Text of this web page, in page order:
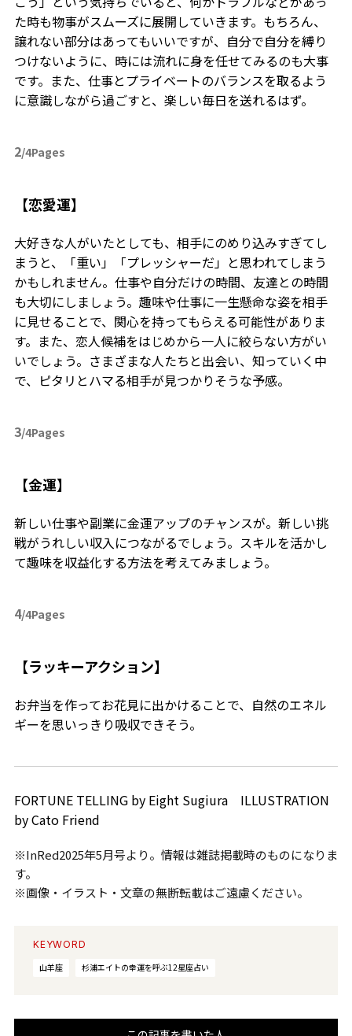
た時も物事がスムーズに展開していきます。もちろん、
譲れない部分はあってもいいですが、自分で自分を縛り
つけないように、時には流れに身を任せてみるのも大事
です。また、仕事とプライベートのバランスを取るよう
に意識しながら過ごすと、楽しい毎日を送れるはず。
2/4Pages
【恋愛運】
大好きな人がいたとしても、相手にのめり込みすぎてし
まうと、「重い」「プレッシャーだ」と思われてしまう
かもしれません。仕事や自分だけの時間、友達との時間
も大切にしましょう。趣味や仕事に一生懸命な姿を相手
に見せることで、関心を持ってもらえる可能性がありま
す。また、恋人候補をはじめから一人に絞らない方がい
いでしょう。さまざまな人たちと出会い、知っていく中
で、ピタリとハマる相手が見つかりそうな予感。
3/4Pages
【金運】
新しい仕事や副業に金運アップのチャンスが。新しい挑
戦がうれしい収入につながるでしょう。スキルを活かし
て趣味を収益化する方法を考えてみましょう。
4/4Pages
【ラッキーアクション】
お弁当を作ってお花見に出かけることで、自然のエネル
ギーを思いっきり吸収できそう。
FORTUNE TELLING by Eight Sugiura ILLUSTRATION
by Cato Friend
※InRed2025年5月号より。情報は雑誌掲載時のものになりま
す。
※画像・イラスト・文章の無断転載はご遠慮ください。
KEYWORD
山羊座
杉浦エイトの幸運を呼ぶ12星座占い